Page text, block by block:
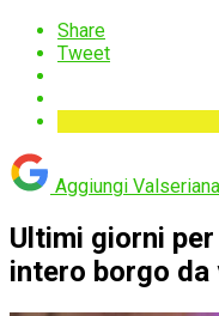
Share
Tweet
Aggiungi
Ultimi giorni
intero borgo da